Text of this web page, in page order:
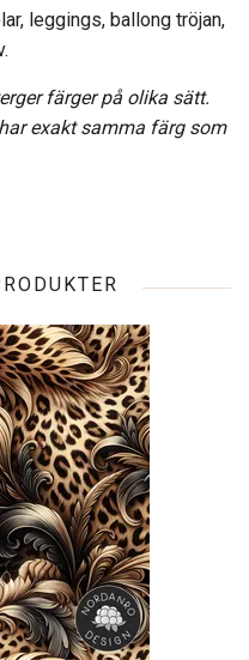
leggings, ballong tröjan,
färger på olika sätt.
exakt samma färg som